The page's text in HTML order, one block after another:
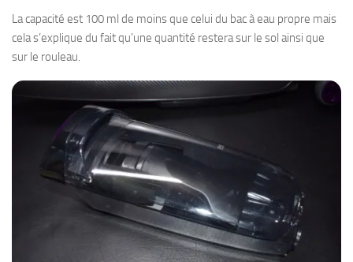
La capacité est 100 ml de moins que celui du bac à eau propre mais
cela s’explique du fait qu’une quantité restera sur le sol ainsi que
sur le rouleau.